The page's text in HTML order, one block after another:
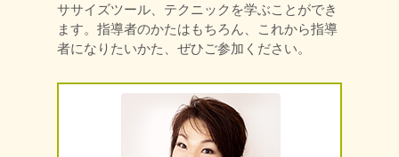
ササイズツール、テクニックを学ぶことができ
ます。指導者のかたはもちろん、これから指導
者になりたいかた、ぜひご参加ください。